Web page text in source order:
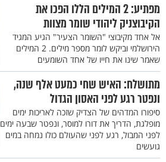
מפתיע: 2 המילים הללו הפכו את
הקיבוצניק ליהודי שומר מצוות
אל אחד מקיבוצי "השומר הצעיר" הגיע המגיד
הירושלמי וביקש לומר מספר מילים. 2 המילים
שאמר שינו את חייו של אחד השומעים
מתושלח: האיש שחי כמעט אלף שנה,
ונפטר רגע לפני האסון הגדול
סיפורו המדהים של הצדיק שזכה לאריכות ימים
מופלגת, הדריך את דורו למוסר, ונפטר שבעה ימים
לפני המבול, רגע לפני שהעולם כולו נמחה במים
גועשים